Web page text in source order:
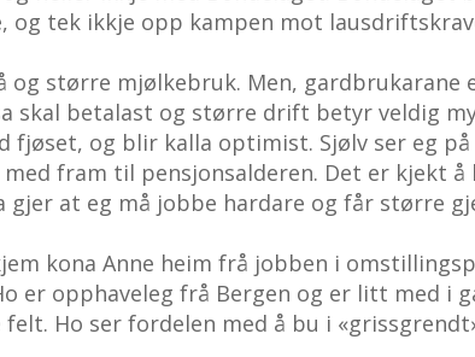
og tek ikkje opp kampen mot
og større mjølkebruk. Men, gardbrukarane
skal betalast og større drift betyr veldig
fjøset, og blir kalla optimist. Sjølv ser eg
fram til pensjonsalderen. Det er kjekt å
gjer at eg må jobbe hardare og får større
kona Anne heim frå jobben i
er opphaveleg frå Bergen og er litt med i
felt. Ho ser fordelen med å bu i